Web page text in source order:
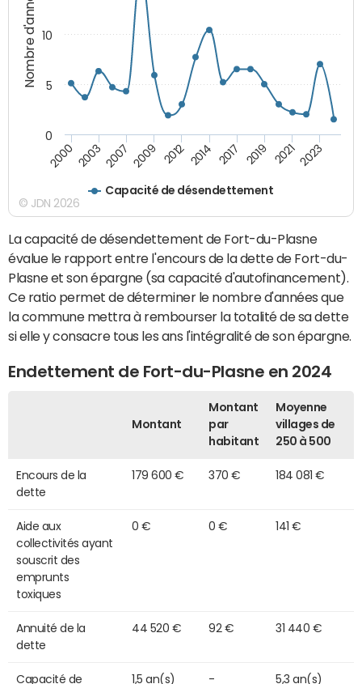
Nombre d'années
Capacité de désendettement
2000 2003 2007 2009 2012 2014 2017 2019 2021 2023
0
5
10
© JDN 2026
La capacité de désendettement de Fort-du-Plasne
évalue le rapport entre l'encours de la dette de Fort-du-
Plasne et son épargne (sa capacité d'autofinancement).
Ce ratio permet de déterminer le nombre d'années que
la commune mettra à rembourser la totalité de sa dette
si elle y consacre tous les ans l'intégralité de son épargne.
Endettement de Fort-du-Plasne en 2024
Montant
Montant
par
habitant
Moyenne
villages de
250 à 500
Encours de la
dette
179 600 € 370 € 184 081 €
Aide aux
collectivités ayant
souscrit des
emprunts
toxiques
0 € 0 € 141 €
Annuité de la
dette
44 520 € 92 € 31 440 €
Capacité de
1,5 an(s) - 5,3 an(s)